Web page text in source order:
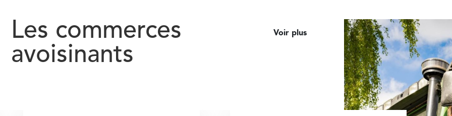
Les commerces
avoisinants
Voir plus